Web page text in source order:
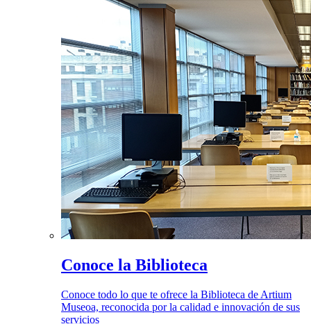
Conoce la Biblioteca
Conoce todo lo que te ofrece la Biblioteca de Artium
Museoa, reconocida por la calidad e innovación de sus
servicios